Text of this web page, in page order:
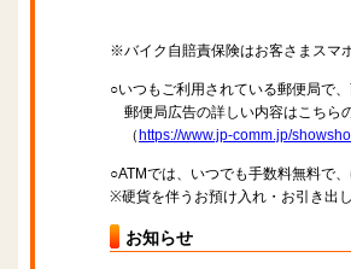
※バイク自賠責保険はお客さまスマ
○いつもご利用されている郵便局で
郵便局広告の詳しい内容はこちら
（ https://www.jp-comm.jp/
○ATMでは、いつでも手数料無料で
※硬貨を伴うお預け入れ・お引き出
お知らせ